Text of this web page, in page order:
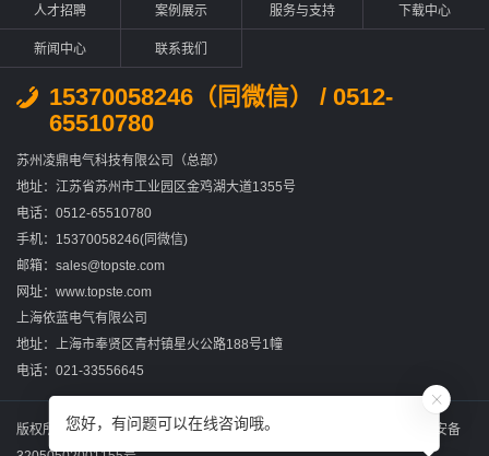
人才招聘 案例展示 服务与支持 下载中心
新闻中心 联系我们
15370058246（同微信） / 0512-
65510780
苏州凌鼎电气科技有限公司（总部）
地址：江苏省苏州市工业园区金鸡湖大道1355号
电话：0512-65510780
手机：15370058246(同微信)
邮箱：sales@topste.com
网址：www.topste.com
上海依蓝电气有限公司
地址：上海市奉贤区青村镇星火公路188号1幢
电话：021-33556645
版权所有：苏州凌鼎电气科技有限公司苏ICP备2022031867号-2
苏公网安备
您好，有问题可以在线咨询哦。